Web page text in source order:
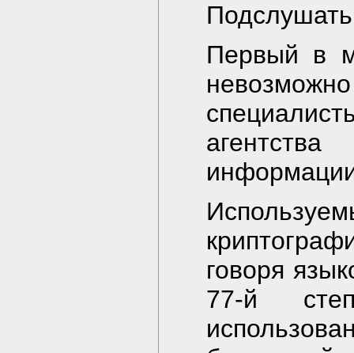
Первый в
говоря
77-й